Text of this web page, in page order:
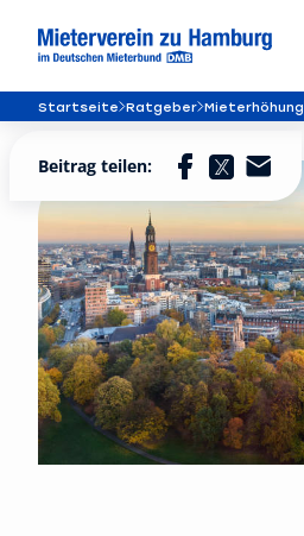
Startseite Ratgeber Mieterhöhung
Beitrag teilen: